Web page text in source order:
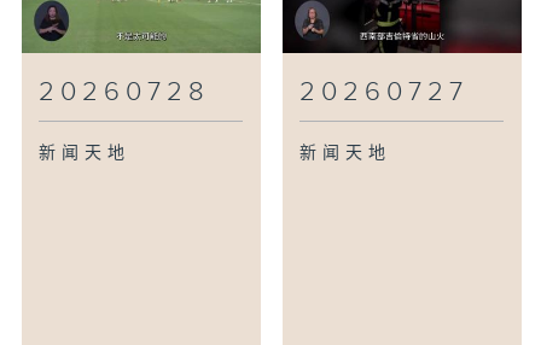
20260728
新闻天地
20260727
新闻天地